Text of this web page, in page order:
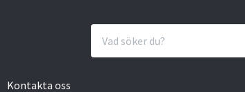
Kontakta oss